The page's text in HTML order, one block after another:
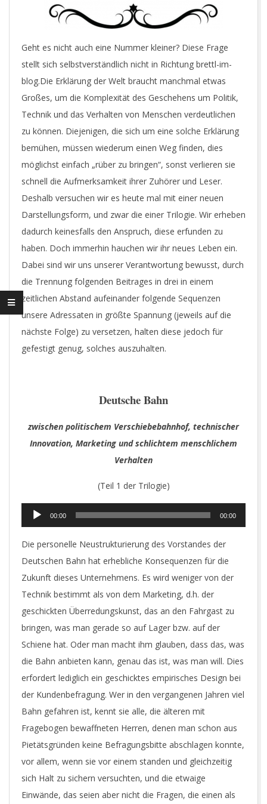
Geht es nicht auch eine Nummer kleiner? Diese Frage
stellt sich selbstverständlich nicht in Richtung brettl-im-
blog.Die Erklärung der Welt braucht manchmal etwas
Großes, um die Komplexität des Geschehens um Politik,
Technik und das Verhalten von Menschen verdeutlichen
zu können. Diejenigen, die sich um eine solche Erklärung
bemühen, müssen wiederum einen Weg finden, dies
möglichst einfach „rüber zu bringen“, sonst verlieren sie
schnell die Aufmerksamkeit ihrer Zuhörer und Leser.
Deshalb versuchen wir es heute mal mit einer neuen
Darstellungsform, und zwar die einer Trilogie. Wir erheben
dadurch keinesfalls den Anspruch, diese erfunden zu
haben. Doch immerhin hauchen wir ihr neues Leben ein.
Dabei sind wir uns unserer Verantwortung bewusst, durch
die Trennung folgenden Beitrages in drei in einem
zeitlichen Abstand aufeinander folgende Sequenzen
unsere Adressaten in größte Spannung (jeweils auf die
nächste Folge) zu versetzen, halten diese jedoch für
gefestigt genug, solches auszuhalten.
Deutsche Bahn
zwischen politischem Verschiebebahnhof, technischer
Innovation, Marketing und schlichtem menschlichem
Verhalten
(Teil 1 der Trilogie)
Audio-
Player
00:00 00:00
Die personelle Neustrukturierung des Vorstandes der
Deutschen Bahn hat erhebliche Konsequenzen für die
Zukunft dieses Unternehmens. Es wird weniger von der
Technik bestimmt als von dem Marketing, d.h. der
geschickten Überredungskunst, das an den Fahrgast zu
bringen, was man gerade so auf Lager bzw. auf der
Schiene hat. Oder man macht ihm glauben, dass das, was
die Bahn anbieten kann, genau das ist, was man will. Dies
erfordert lediglich ein geschicktes empirisches Design bei
der Kundenbefragung. Wer in den vergangenen Jahren viel
Bahn gefahren ist, kennt sie alle, die älteren mit
Fragebogen bewaffneten Herren, denen man schon aus
Pietätsgründen keine Befragungsbitte abschlagen konnte,
vor allem, wenn sie vor einem standen und gleichzeitig
sich Halt zu sichern versuchten, und die etwaige
Einwände, das seien aber nicht die Fragen, die einen als